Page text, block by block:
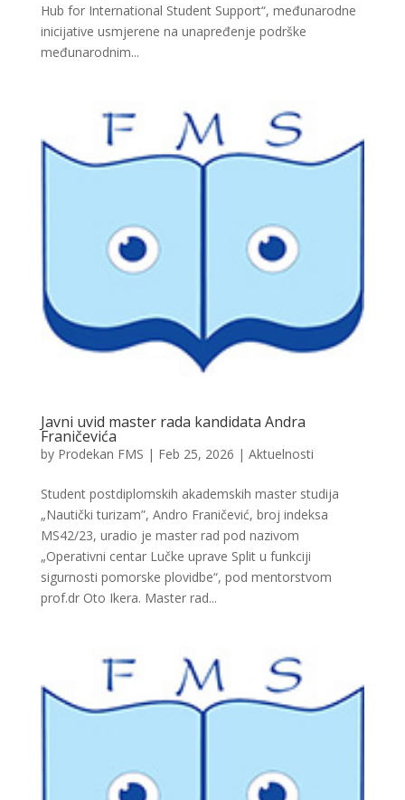
Hub for International Student Support“, međunarodne
inicijative usmjerene na unapređenje podrške
međunarodnim...
Javni uvid master rada kandidata Andra
Franičevića
by Prodekan FMS | Feb 25, 2026 | Aktuelnosti
Student postdiplomskih akademskih master studija
„Nautički turizam”, Andro Franičević, broj indeksa
MS42/23, uradio je master rad pod nazivom
„Operativni centar Lučke uprave Split u funkciji
sigurnosti pomorske plovidbe“, pod mentorstvom
prof.dr Oto Ikera. Master rad...